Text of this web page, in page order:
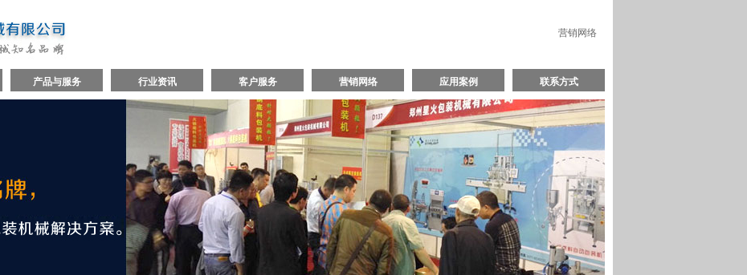
营销网络
产品与服务 行业资讯 客户服务 营销网络 应用案例 联系方式